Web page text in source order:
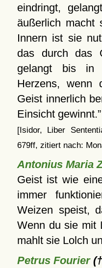
eindringt,
äußerlich macht
Innern ist sie
das durch das
gelangt bis in
Herzens, wenn
Geist innerlich
Einsicht gewinnt.
[Isidor, Liber
679ff, zitiert nach:
Antonius Maria
Geist ist wie
immer
Weizen speist,
Wenn du sie mit
mahlt sie Lolch
Petrus Fourier